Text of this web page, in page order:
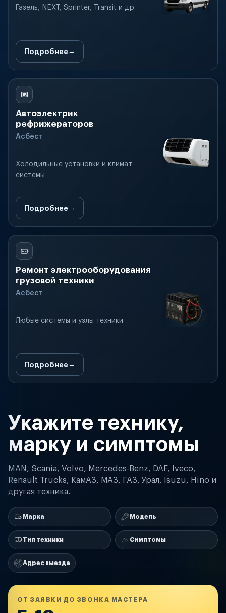
Газель, NEXT, Sprinter, Transit и др.
Подробнее
Автоэлектрик
рефрижераторов
Асбест
Холодильные установки и климат-
системы
Подробнее
Ремонт электрооборудования
грузовой техники
Асбест
Любые системы и узлы техники
Подробнее
Укажите технику,
марку и симптомы
MAN, Scania, Volvo, Mercedes-Benz, DAF, Iveco,
Renault Trucks, КамАЗ, МАЗ, ГАЗ, Урал, Isuzu, Hino и
другая техника.
Марка Модель
Тип техники Симптомы
Адрес выезда
ОТ ЗАЯВКИ ДО ЗВОНКА МАСТЕРА